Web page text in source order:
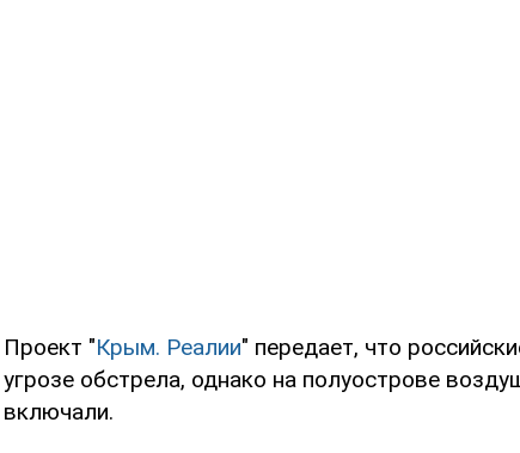
Проект "Крым. Реалии" передает, что
угрозе обстрела, однако на полуострове
включали.